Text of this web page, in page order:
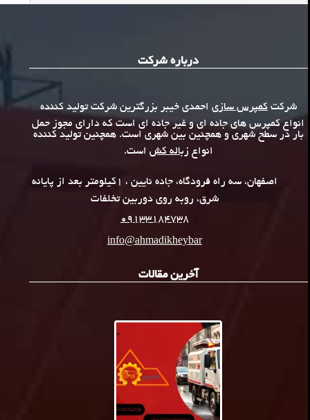
درباره شرکت
شرکتکمپرس سازی احمدی خیبر بزرگترین شرکت تولید کننده
انواع کمپرس های جاده ای و غیر جاده ای است که دارای مجوز حمل
بار در سطح شهری و همچنین بین شهری است. همچنین تولید کننده
انواع زباله کش است.
اصفهان، سه راه فرودگاه، جاده نایین ، 1کیلومتر بعد از پایانه
شرق، روبه روی دوربین تخلفات
09133184738
info@ahmadikheybar
آخرین مقالات